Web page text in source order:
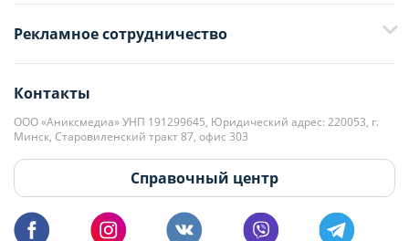
+375 33 376-13-70
editor@domovita.by
Мы принимаем звонки и отвечаем на письма в будние дни с 9:00 до
18:00.
Рекламное сотрудничество
kb@domovita.by
+375 29 179-11-28 Владислав Гладченко
vg@domovita.by
Пишите и звоните нам в будние дни с 8:00 до 20:00.
Контакты
ООО «Аниксмедиа» УНП 191299645, Юридический адрес: 220053, г.
Минск, Старовиленский тракт 87, офис 303
Справочный центр